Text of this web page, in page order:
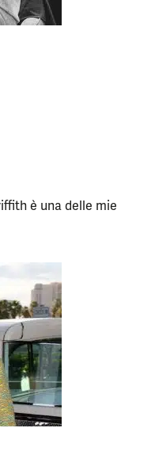
è una delle mie